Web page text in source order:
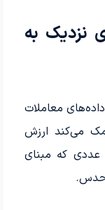
نزدیک به
معاملات
کمک می‌کند ارزش
عددی که مبنای
حدس.